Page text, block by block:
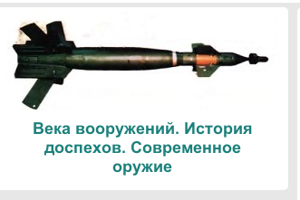
Века вооружений. История
доспехов. Современное
оружие